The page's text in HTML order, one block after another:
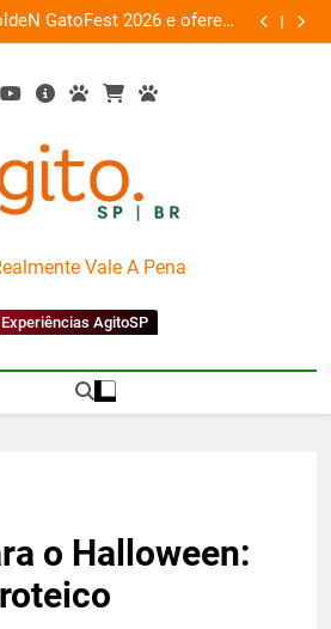
GatoFest 2026 e oferece
descontos de até 50%
Vale A Pena
Experiências AgitoSP
o Halloween: